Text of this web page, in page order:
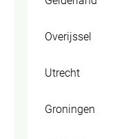
Overijssel
Utrecht
Groningen